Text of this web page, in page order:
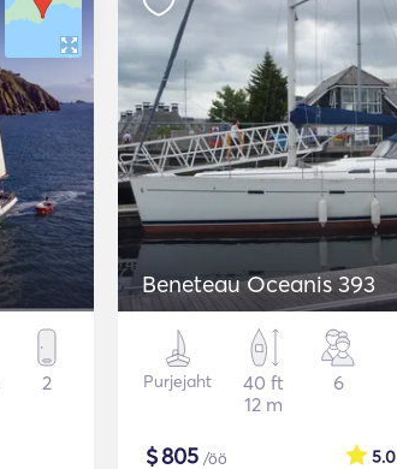
2
Beneteau Oceanis 393
Purjejaht
40 ft
12 m
6
$805 /öö 5.0